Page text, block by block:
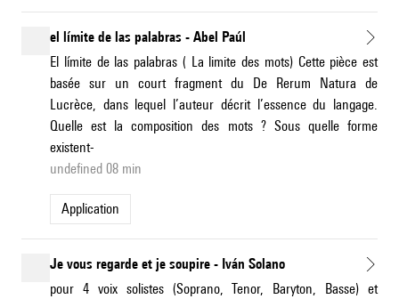
el límite de las palabras - Abel Paúl
El límite de las palabras ( La limite des mots) Cette pièce est
basée sur un court fragment du De Rerum Natura de
Lucrèce, dans lequel l’auteur décrit l’essence du langage.
Quelle est la composition des mots ? Sous quelle forme
existent-
undefined 08 min
application
Je vous regarde et je soupire - Iván Solano
pour 4 voix solistes (Soprano, Tenor, Baryton, Basse) et